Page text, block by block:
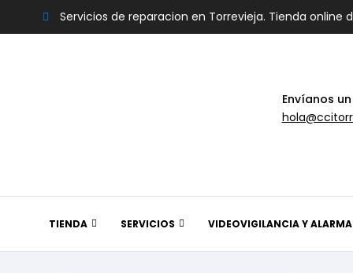
Servicios de reparacion en Torrevieja. Tienda online
Envíanos
TIENDA SERVICIOS VIDEOVIGILANCIA Y